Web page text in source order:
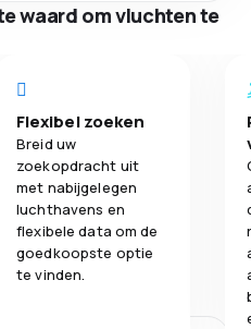
waard om vluchten te
Flexibel zoeken
Breid uw
zoekopdracht uit
met nabijgelegen
luchthavens en
flexibele data om de
goedkoopste optie
te vinden.